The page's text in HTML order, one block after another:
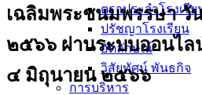
ตราประจำโรงเรีย
ปรัชญาโรงเรียน
อัตลักษณ์
วิสัยทัศน์ พันธกิจ
การบริหาร
เฉลิมพระชนมพรรษา วั
๒๕๖๖ ผ่านระบบออนไล
๔ มิถุนายน ๒๕๖๖